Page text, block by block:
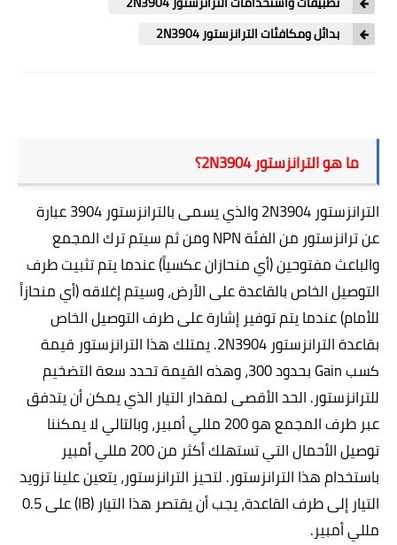
حاسبات علمية
بدائل ومكافئات الترانزستور 2N3904
ما هو الترانزستور2N3904؟
الترانزستور2N3904والذي يسمى بالترانزستور3904عبارة
عن ترانزستور من الفئةNPNومن ثم سيتم ترك المجمع
والباعث مفتوحين (أي منحازان عكسياً) عندما يتم تثبيت طرف
التوصيل الخاص بالقاعدة على الأرض، وسيتم إغلاقه (أي منحازاً
للأمام) عندما يتم توفير إشارة على طرف التوصيل الخاص
بقاعدة الترانزستور2N3904. يمتلك هذا الترانزستور قيمة
كسبGain
بحدود 300، وهذه القيمة تحدد سعة التضخيم
للترانزستور. الحد الأقصى لمقدار التيار الذي يمكن أن يتدفق
عبر طرف المجمع هو 200 مللي أمبير، وبالتالي لا يمكننا
توصيل الأحمال التي تستهلك أكثر من 200 مللي أمبير
باستخدام هذا الترانزستور. لتحيز الترانزستور، يتعين علينا تزويد
التيار إلى طرف القاعدة، يجب أن يقتصر هذا التيار(IB)
على 0.5
مللي أمبير.